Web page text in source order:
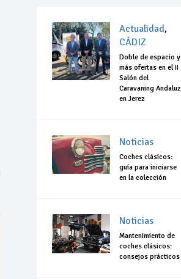
Actualidad,
CÁDIZ
Doble de espacio y
más ofertas en el II
Salón del
Caravaning Andaluz
en Jerez
Noticias
Coches clásicos:
guía para iniciarse
en la colección
Noticias
Mantenimiento de
coches clásicos:
consejos prácticos